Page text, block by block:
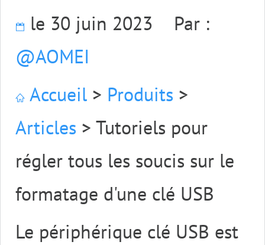
formatage
d'une clé USB
le 30 juin 2023
Par :
@AOMEI
Accueil > Produits >
Articles > Tutoriels pour
régler tous les soucis sur le
formatage d'une clé USB
Le périphérique clé USB est